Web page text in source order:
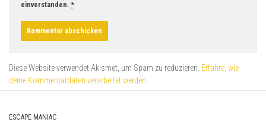
einverstanden. *
Diese Website verwendet Akismet, um Spam zu reduzieren. Erfahre, wie
deine Kommentardaten verarbeitet werden.
ESCAPE MANIAC